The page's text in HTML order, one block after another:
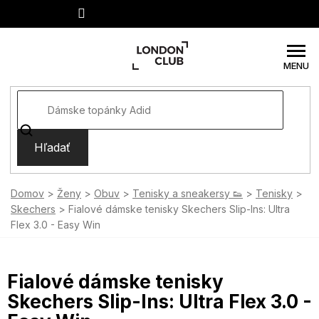
Hľadať
Domov Ženy Obuv Tenisky a sneakersy 👟
Tenisky
Skechers
Fialové dámske tenisky Skechers Slip-Ins: Ultra
Flex 3.0 - Easy Win
Fialové dámske tenisky
Skechers Slip-Ins: Ultra Flex 3.0 -